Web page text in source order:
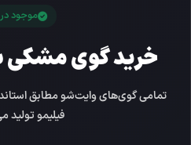
موجود در
خرید گوی مشکی
تمامی گوی‌های وایت‌شو مطابق
فیلیمو تولید